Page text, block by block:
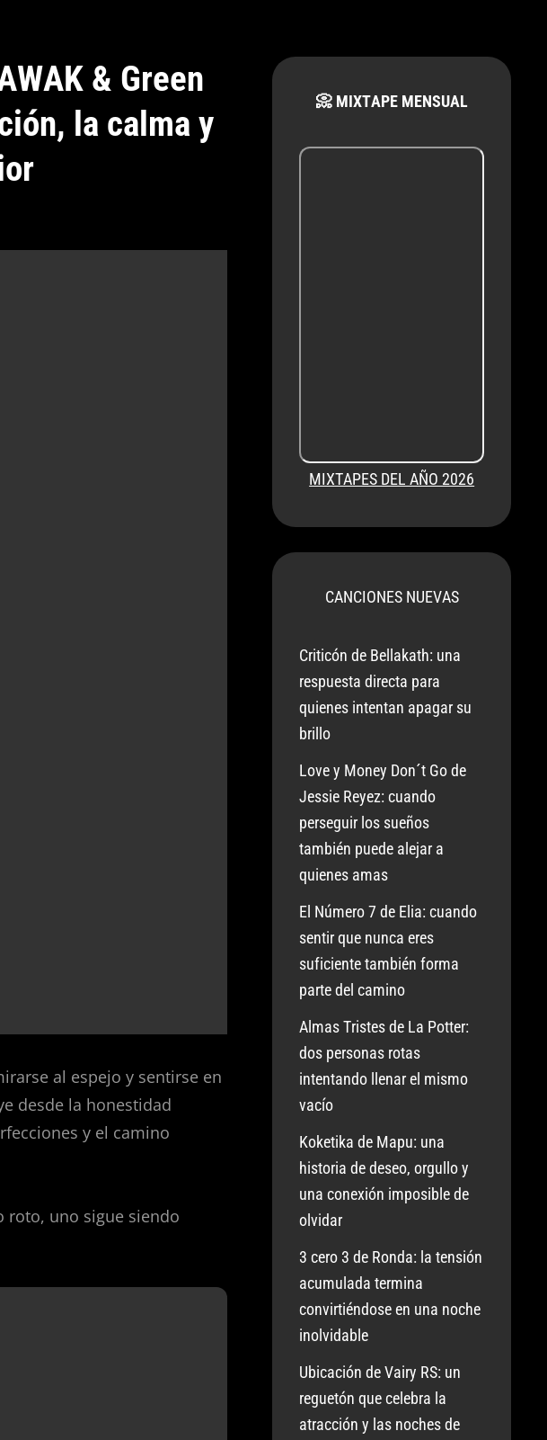
& Green
la calma y
al espejo y sentirse en
desde la honestidad
y el camino
roto, uno sigue siendo
📀 MIXTAPE MENSUAL
MIXTAPES DEL AÑO 2026
CANCIONES NUEVAS
Criticón de Bellakath: una
respuesta directa para
quienes intentan apagar su
brillo
Love y Money Don´t Go de
Jessie Reyez: cuando
perseguir los sueños
también puede alejar a
quienes amas
El Número 7 de Elia: cuando
sentir que nunca eres
suficiente también forma
parte del camino
Almas Tristes de La Potter:
dos personas rotas
intentando llenar el mismo
vacío
Koketika de Mapu: una
historia de deseo, orgullo y
una conexión imposible de
olvidar
3 cero 3 de Ronda: la tensión
acumulada termina
convirtiéndose en una noche
inolvidable
Ubicación de Vairy RS: un
reguetón que celebra la
atracción y las noches de